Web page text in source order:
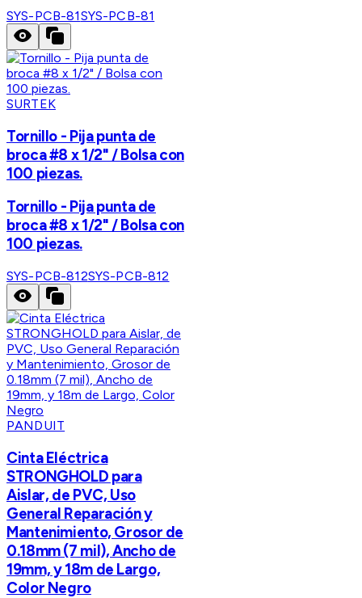
SYS-PCB-81SYS-PCB-81
SURTEK
Tornillo - Pija punta de
broca #8 x 1/2" / Bolsa con
100 piezas.
Tornillo - Pija punta de
broca #8 x 1/2" / Bolsa con
100 piezas.
SYS-PCB-812SYS-PCB-812
PANDUIT
Cinta Eléctrica
STRONGHOLD para
Aislar, de PVC, Uso
General Reparación y
Mantenimiento, Grosor de
0.18mm (7 mil), Ancho de
19mm, y 18m de Largo,
Color Negro